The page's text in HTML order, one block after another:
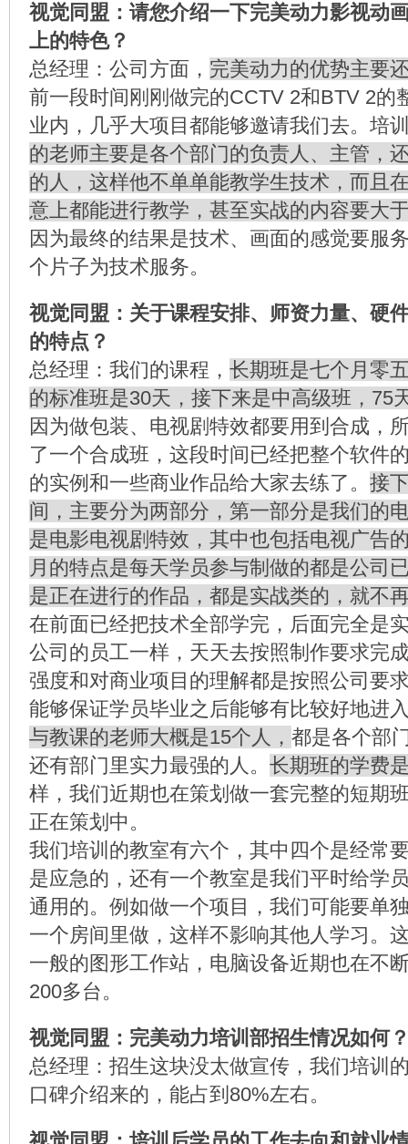
视觉同盟：请您介绍一下完美动力影视动
上的特色？
总经理：公司方面， 完美动力的优势主要
前一段时间刚刚做完的CCTV 2和BTV 2的
业内，几乎大项目都能够邀请我们去。培
的老师主要是各个部门的负责人、主管，
的人，这样他不单单能教学生技术，而且
意上都能进行教学，甚至实战的内容要大
因为最终的结果是技术、画面的感觉要服
个片子为技术服务。
视觉同盟：关于课程安排、师资力量、硬
的特点？
总经理：我们的课程， 长期班是七个月零
的标准班是30天，接下来是中高级班，75
因为做包装、电视剧特效都要用到合成，
了一个合成班，这段时间已经把整个软件
的实例和一些商业作品给大家去练了。 接
间，主要分为两部分，第一部分是我们的
是电影电视剧特效，其中也包括电视广告
月的特点是每天学员参与制做的都是公司
是正在进行的作品，都是实战类的，就不
在前面已经把技术全部学完，后面完全是
公司的员工一样，天天去按照制作要求完
强度和对商业项目的理解都是按照公司要
能够保证学员毕业之后能够有比较好地进
与教课的老师大概是15个人， 都是各个部
还有部门里实力最强的人。 长期班的学费
样，我们近期也在策划做一套完整的短期
正在策划中。
我们培训的教室有六个，其中四个是经常
是应急的，还有一个教室是我们平时给学
通用的。例如做一个项目，我们可能要单
一个房间里做，这样不影响其他人学习。
一般的图形工作站，电脑设备近期也在不
200多台。
视觉同盟：完美动力培训部招生情况如何
总经理：招生这块没太做宣传，我们培训
口碑介绍来的，能占到80%左右。